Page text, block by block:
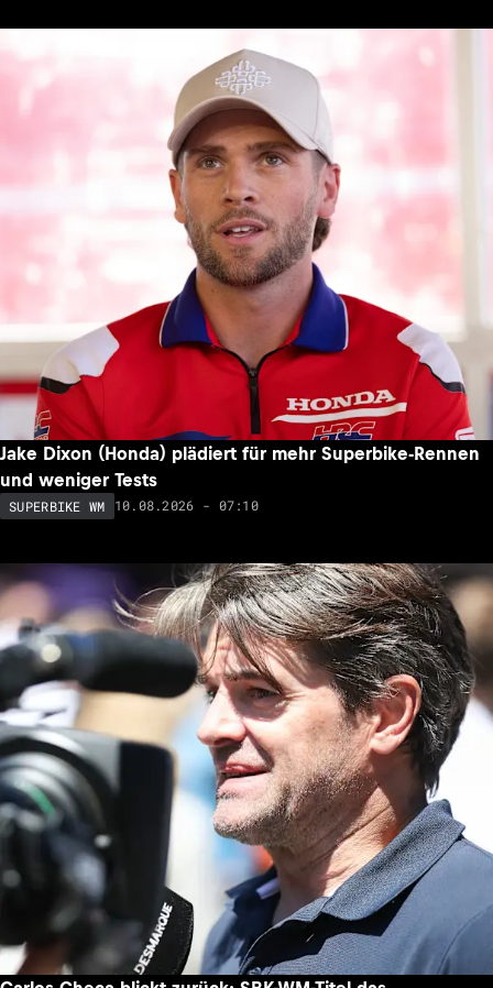
Jake Dixon (Honda) plädiert für mehr Superbike-Rennen
und weniger Tests
SUPERBIKE WM 10.08.2026 - 07:10